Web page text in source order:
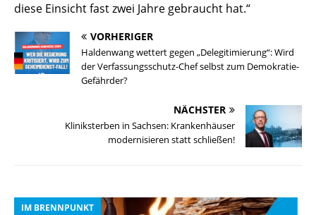
diese Einsicht fast zwei Jahre gebraucht hat.“
VORHERIGER
Haldenwang wettert gegen „Delegitimierung“: Wird
der Verfassungsschutz-Chef selbst zum Demokratie-
Gefährder?
NÄCHSTER
Kliniksterben in Sachsen: Krankenhäuser
modernisieren statt schließen!
IM BRENNPUNKT